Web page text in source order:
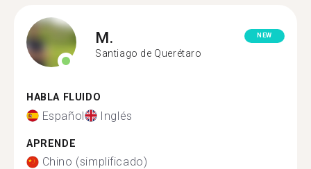
M.
Santiago de Querétaro
NEW
HABLA FLUIDO
Español Inglés
APRENDE
Chino (simplificado)